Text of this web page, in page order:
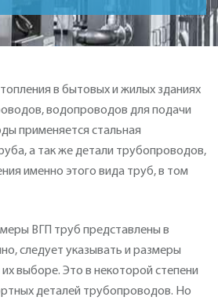
в бытовых и жилых зданиях
водопроводов для подачи
применяется стальная
а так же детали трубопроводов,
именно этого вида труб, в том
ВГП труб представлены в
следует указывать и размеры
выборе. Это в некоторой степени
деталей трубопроводов. Но